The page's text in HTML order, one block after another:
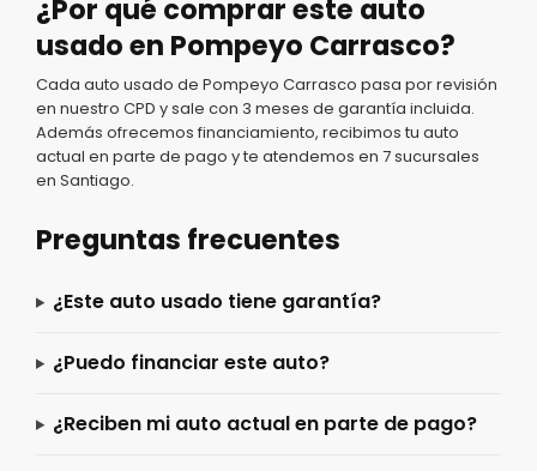
¿Por qué comprar este auto
usado en Pompeyo Carrasco?
Cada auto usado de Pompeyo Carrasco pasa por revisión
en nuestro CPD y sale con 3 meses de garantía incluida.
Además ofrecemos financiamiento, recibimos tu auto
actual en parte de pago y te atendemos en 7 sucursales
en Santiago.
Preguntas frecuentes
¿Este auto usado tiene garantía?
¿Puedo financiar este auto?
¿Reciben mi auto actual en parte de pago?